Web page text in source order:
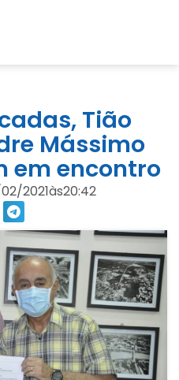
Tião
Mássimo
em encontro
2021às20:42